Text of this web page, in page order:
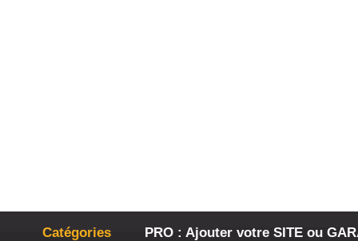
Catégories PRO : Ajouter votre SITE ou